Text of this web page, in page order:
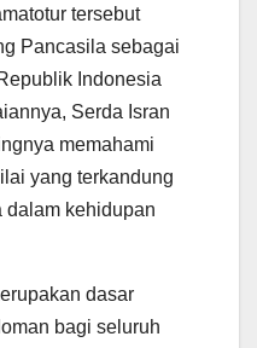
tersebut
Pancasila sebagai
Indonesia
Serda Isran
memahami
yang terkandung
kehidupan
dasar
bagi seluruh